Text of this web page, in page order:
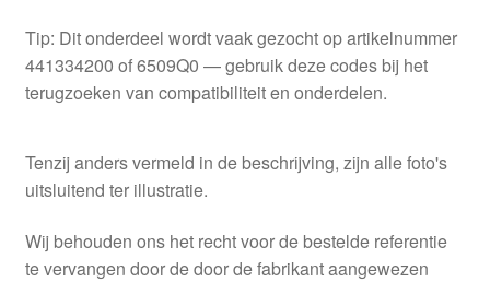
Tip: Dit onderdeel wordt vaak gezocht op artikelnummer
441334200 of 6509Q0 — gebruik deze codes bij het
terugzoeken van compatibiliteit en onderdelen.
Tenzij anders vermeld in de beschrijving, zijn alle foto's
uitsluitend ter illustratie.
Wij behouden ons het recht voor de bestelde referentie
te vervangen door de door de fabrikant aangewezen